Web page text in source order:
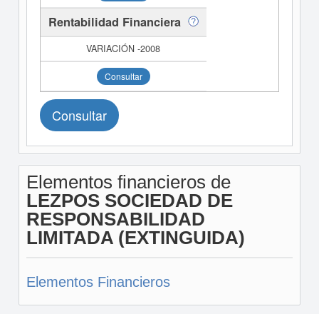
Rentabilidad Financiera
Consultar
Consultar
Elementos financieros de
LEZPOS SOCIEDAD DE
RESPONSABILIDAD
LIMITADA (EXTINGUIDA)
Elementos Financieros